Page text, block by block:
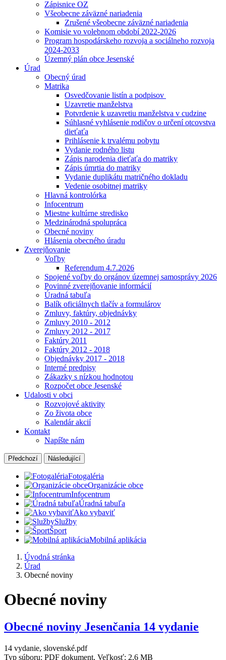
Zápisnice OZ
Všeobecne záväzné nariadenia
Zrušené všeobecne záväzné nariadenia
Komisie vo volebnom období 2022-2026
Program hospodárskeho rozvoja a sociálneho rozvoja
2024-2033
Územný plán obce Jesenské
Úrad
Obecný úrad
Matrika
Osvedčovanie listín a podpisov
Uzavretie manželstva
Potvrdenie k uzavretiu manželstva v cudzine
Súhlasné vyhlásenie rodičov o určení otcovstva
dieťaťa
Prihlásenie k trvalému pobytu
Vydanie rodného listu
Zápis narodenia dieťaťa do matriky
Zápis úmrtia do matriky
Vydanie duplikátu matričného dokladu
Vedenie osobitnej matriky
Hlavná kontrolórka
Infocentrum
Miestne kultúrne stredisko
Medzinárodná spolupráca
Obecné noviny
Hlásenia obecného úradu
Zverejňovanie
Voľby
Referendum 4.7.2026
Spojené voľby do orgánov územnej samosprávy 2026
Povinné zverejňovanie informácií
Úradná tabuľa
Balík oficiálnych tlačív a formulárov
Zmluvy, faktúry, objednávky
Zmluvy 2010 - 2012
Zmluvy 2012 - 2017
Faktúry 2011
Faktúry 2012 - 2018
Objednávky 2017 - 2018
Interné predpisy
Zákazky s nízkou hodnotou
Rozpočet obce Jesenské
Udalosti v obci
Rozvojové aktivity
Zo života obce
Kalendár akcií
Kontakt
Napíšte nám
Předchozí Následující
Fotogaléria
Organizácie obce
Infocentrum
Úradná tabuľa
Ako vybaviť
Služby
Šport
Mobilná aplikácia
Úvodná stránka
Úrad
Obecné noviny
Obecné noviny
Obecné noviny Jesenčania 14 vydanie
14 vydanie, slovenské.pdf
Typ súboru: PDF dokument, Veľkosť: 2,6 MB